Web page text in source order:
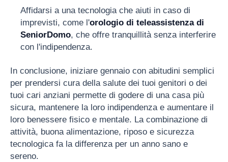
Affidarsi a una tecnologia che aiuti in caso di
imprevisti, come l'orologio di teleassistenza di
SeniorDomo, che offre tranquillità senza interferire
con l'indipendenza.
In conclusione, iniziare gennaio con abitudini semplici
per prendersi cura della salute dei tuoi genitori o dei
tuoi cari anziani permette di godere di una casa più
sicura, mantenere la loro indipendenza e aumentare il
loro benessere fisico e mentale. La combinazione di
attività, buona alimentazione, riposo e sicurezza
tecnologica fa la differenza per un anno sano e
sereno.